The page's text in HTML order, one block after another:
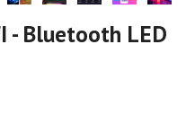
- Bluetooth LED